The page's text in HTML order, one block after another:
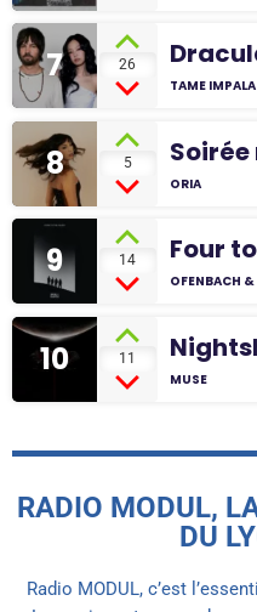
7 26
TAME
8 5
ORIA
9 14 Four
OFENBACH
10 11
MUSE
RADIO MODUL,
DU
Radio MODUL, c’est